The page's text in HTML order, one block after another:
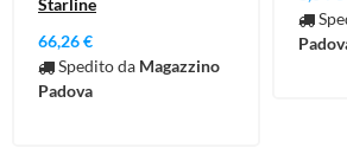
Starline
66,26 €
Spedito da Magazzino
Padova